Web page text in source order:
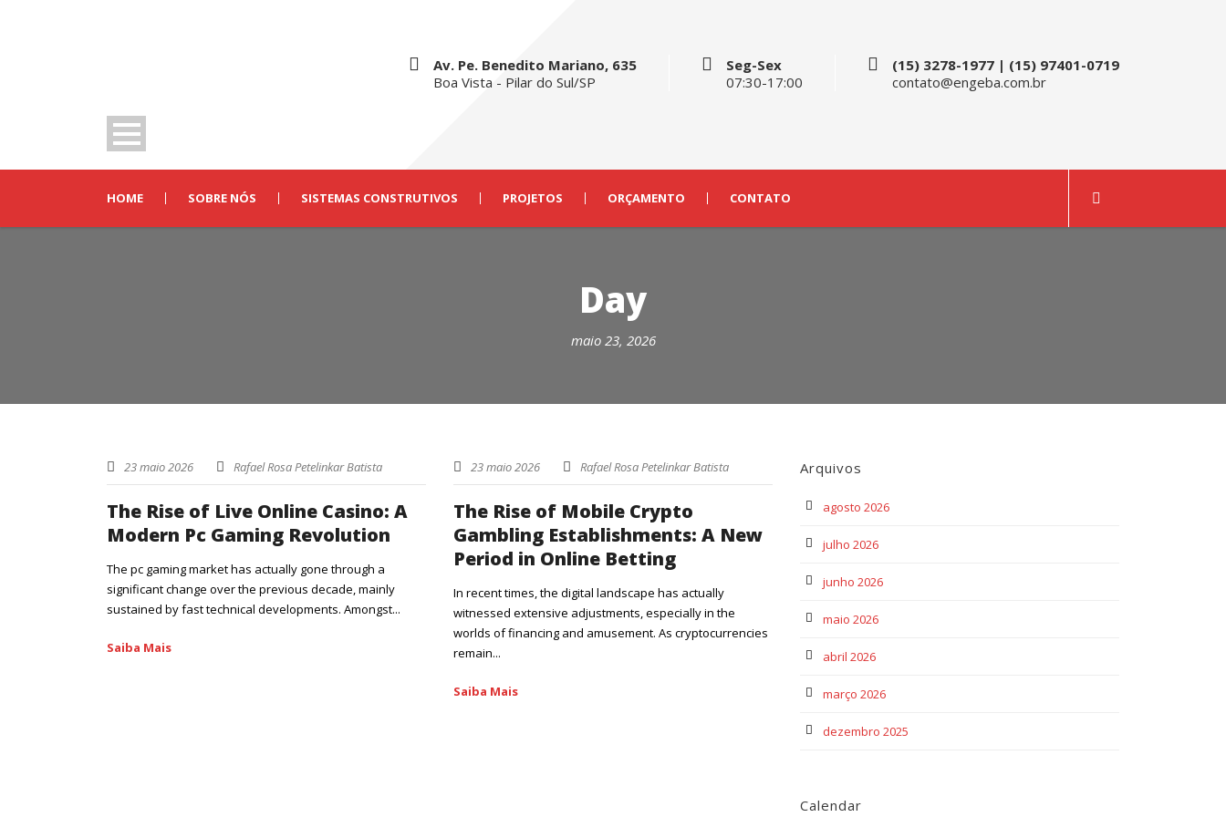
Av. Pe. Benedito Mariano, 635
Boa Vista - Pilar do Sul/SP
Seg-Sex
07:30-17:00
(15) 3278-1977 | (15) 97401-0719
contato@engeba.com.br
HOME SOBRE NÓS SISTEMAS CONSTRUTIVOS PROJETOS ORÇAMENTO CONTATO
Day
maio 23, 2026
23 maio 2026 Rafael Rosa Petelinkar Batista
The Rise of Live Online Casino: A
Modern Pc Gaming Revolution
The pc gaming market has actually gone through a
significant change over the previous decade, mainly
sustained by fast technical developments. Amongst...
Saiba Mais
23 maio 2026 Rafael Rosa Petelinkar Batista
The Rise of Mobile Crypto
Gambling Establishments: A New
Period in Online Betting
In recent times, the digital landscape has actually
witnessed extensive adjustments, especially in the
worlds of financing and amusement. As cryptocurrencies
remain...
Saiba Mais
Arquivos
agosto 2026
julho 2026
junho 2026
maio 2026
abril 2026
março 2026
dezembro 2025
Calendar